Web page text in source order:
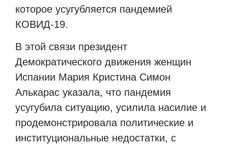
которое усугубляется пандемией
КОВИД-19.
В этой связи президент
Демократического движения женщин
Испании Мария Кристина Симон
Алькарас указала, что пандемия
усугубила ситуацию, усилила насилие и
продемонстрировала политические и
институциональные недостатки, с